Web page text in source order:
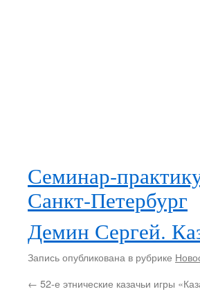
Семинар-
Санкт-Петербург
Демин Сергей.
Запись опубликована в рубрике
← 52-е этнические казачьи игры